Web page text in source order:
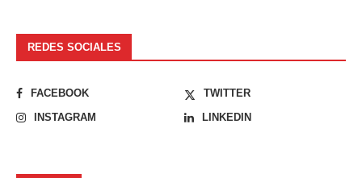
REDES SOCIALES
FACEBOOK
TWITTER
INSTAGRAM
LINKEDIN